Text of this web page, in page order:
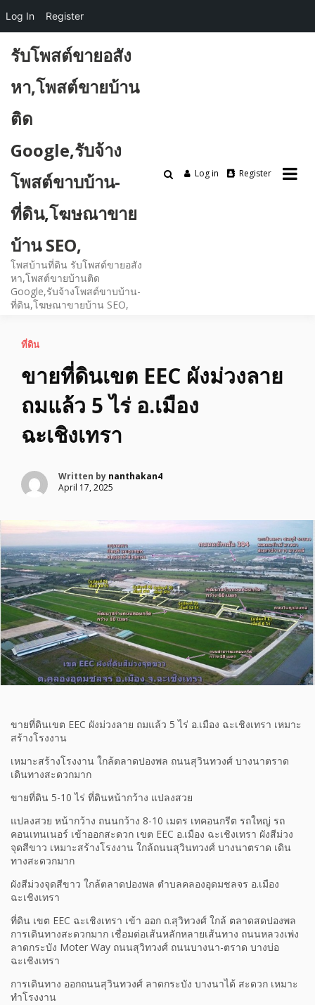
content
รับโพสต์ขายอสัง
หา,โพสต์ขายบ้าน
ติด
Google,รับจ้าง
โพสต์ขาบบ้าน-
ที่ดิน,โฆษณาขาย
บ้าน SEO,
โพสบ้านที่ดิน รับโพสต์ขายอสัง
หา,โพสต์ขายบ้านติด
Google,รับจ้างโพสต์ขาบบ้าน-
ที่ดิน,โฆษณาขายบ้าน SEO,
Log in Register
ที่ดิน
ขายที่ดินเขต EEC ผังม่วงลาย
ถมแล้ว 5 ไร่ อ.เมือง
ฉะเชิงเทรา
Written by nanthakan4
April 17, 2025
ขายที่ดินเขต EEC ผังม่วงลาย ถมแล้ว 5 ไร่ อ.เมือง ฉะเชิงเทรา เหมาะ
สร้างโรงงาน
เหมาะสร้างโรงงาน ใกล้ตลาดปองพล ถนนสุวินทวงศ์ บางนาตราด
เดินทางสะดวกมาก
ขายที่ดิน 5-10 ไร่ ที่ดินหน้ากว้าง แปลงสวย
แปลงสวย หน้ากว้าง ถนนกว้าง 8-10 เมตร เทคอนกรีต รถใหญ่ รถ
คอนเทนเนอร์ เข้าออกสะดวก เขต EEC อ.เมือง ฉะเชิงเทรา ผังสีม่วง
จุดสีขาว เหมาะสร้างโรงงาน ใกล้ถนนสุวินทวงศ์ บางนาตราด เดิน
ทางสะดวกมาก
ผังสีม่วงจุดสีขาว ใกล้ตลาดปองพล ตําบลคลองอุดมชลจร อ.เมือง
ฉะเชิงเทรา
ที่ดิน เขต EEC ฉะเชิงเทรา เข้า ออก ถ.สุวิทวงศ์ ใกล้ ตลาดสดปองพล
การเดินทางสะดวกมาก เชื่อมต่อเส้นหลักหลายเส้นทาง ถนนหลวงเพ่ง
ลาดกระบัง Moter Way ถนนสุวิทวงศ์ ถนนบางนา-ตราด บางบ่อ
ฉะเชิงเทรา
การเดินทาง ออกถนนสุวินทวงศ์ ลาดกระบัง บางนาได้ สะดวก เหมาะ
ทำโรงงาน
Log In Register